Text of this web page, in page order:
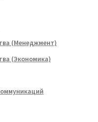
(Менеджмент)
(Экономика)